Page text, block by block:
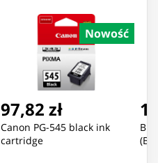
Nowość
97,82 zł
Canon PG-545 black ink
cartridge